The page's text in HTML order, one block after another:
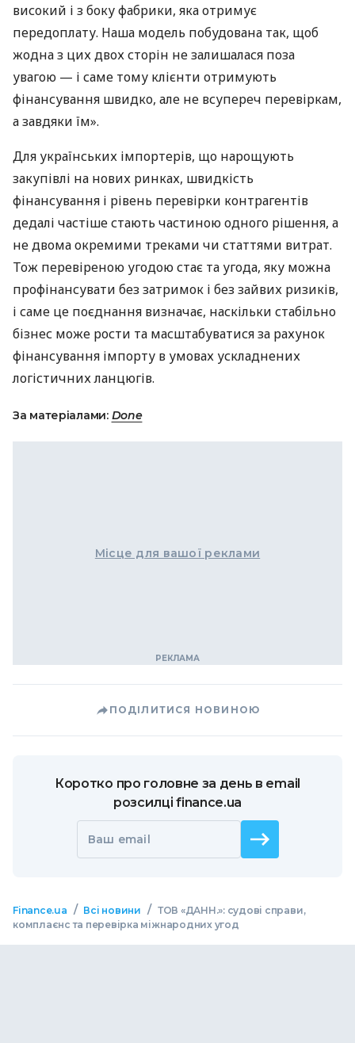
високий і з боку фабрики, яка отримує
передоплату. Наша модель побудована так, щоб
жодна з цих двох сторін не залишалася поза
увагою — і саме тому клієнти отримують
фінансування швидко, але не всупереч перевіркам,
а завдяки їм».
Для українських імпортерів, що нарощують
закупівлі на нових ринках, швидкість
фінансування і рівень перевірки контрагентів
дедалі частіше стають частиною одного рішення, а
не двома окремими треками чи статтями витрат.
Тож перевіреною угодою стає та угода, яку можна
профінансувати без затримок і без зайвих ризиків,
і саме це поєднання визначає, наскільки стабільно
бізнес може рости та масштабуватися за рахунок
фінансування імпорту в умовах ускладнених
логістичних ланцюгів.
За матеріалами: Done
Місце для вашої реклами
ПОДІЛИТИСЯ НОВИНОЮ
Коротко про головне за день в email
розсилці finance.ua
Ваш email
Finance.ua / Всі новини / ТОВ «ДАНН.»: судові справи,
комплаєнс та перевірка міжнародних угод